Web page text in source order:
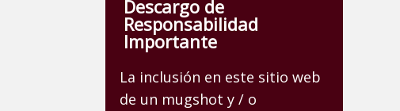
Descargo de
Responsabilidad
Importante
La inclusión en este sitio web
de un mugshot y / o